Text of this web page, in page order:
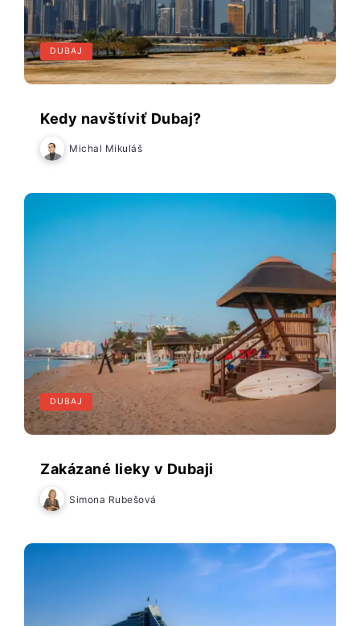
DUBAJ
Kedy navštíviť Dubaj?
Michal Mikuláš
DUBAJ
Zakázané lieky v Dubaji
Simona Rubešová